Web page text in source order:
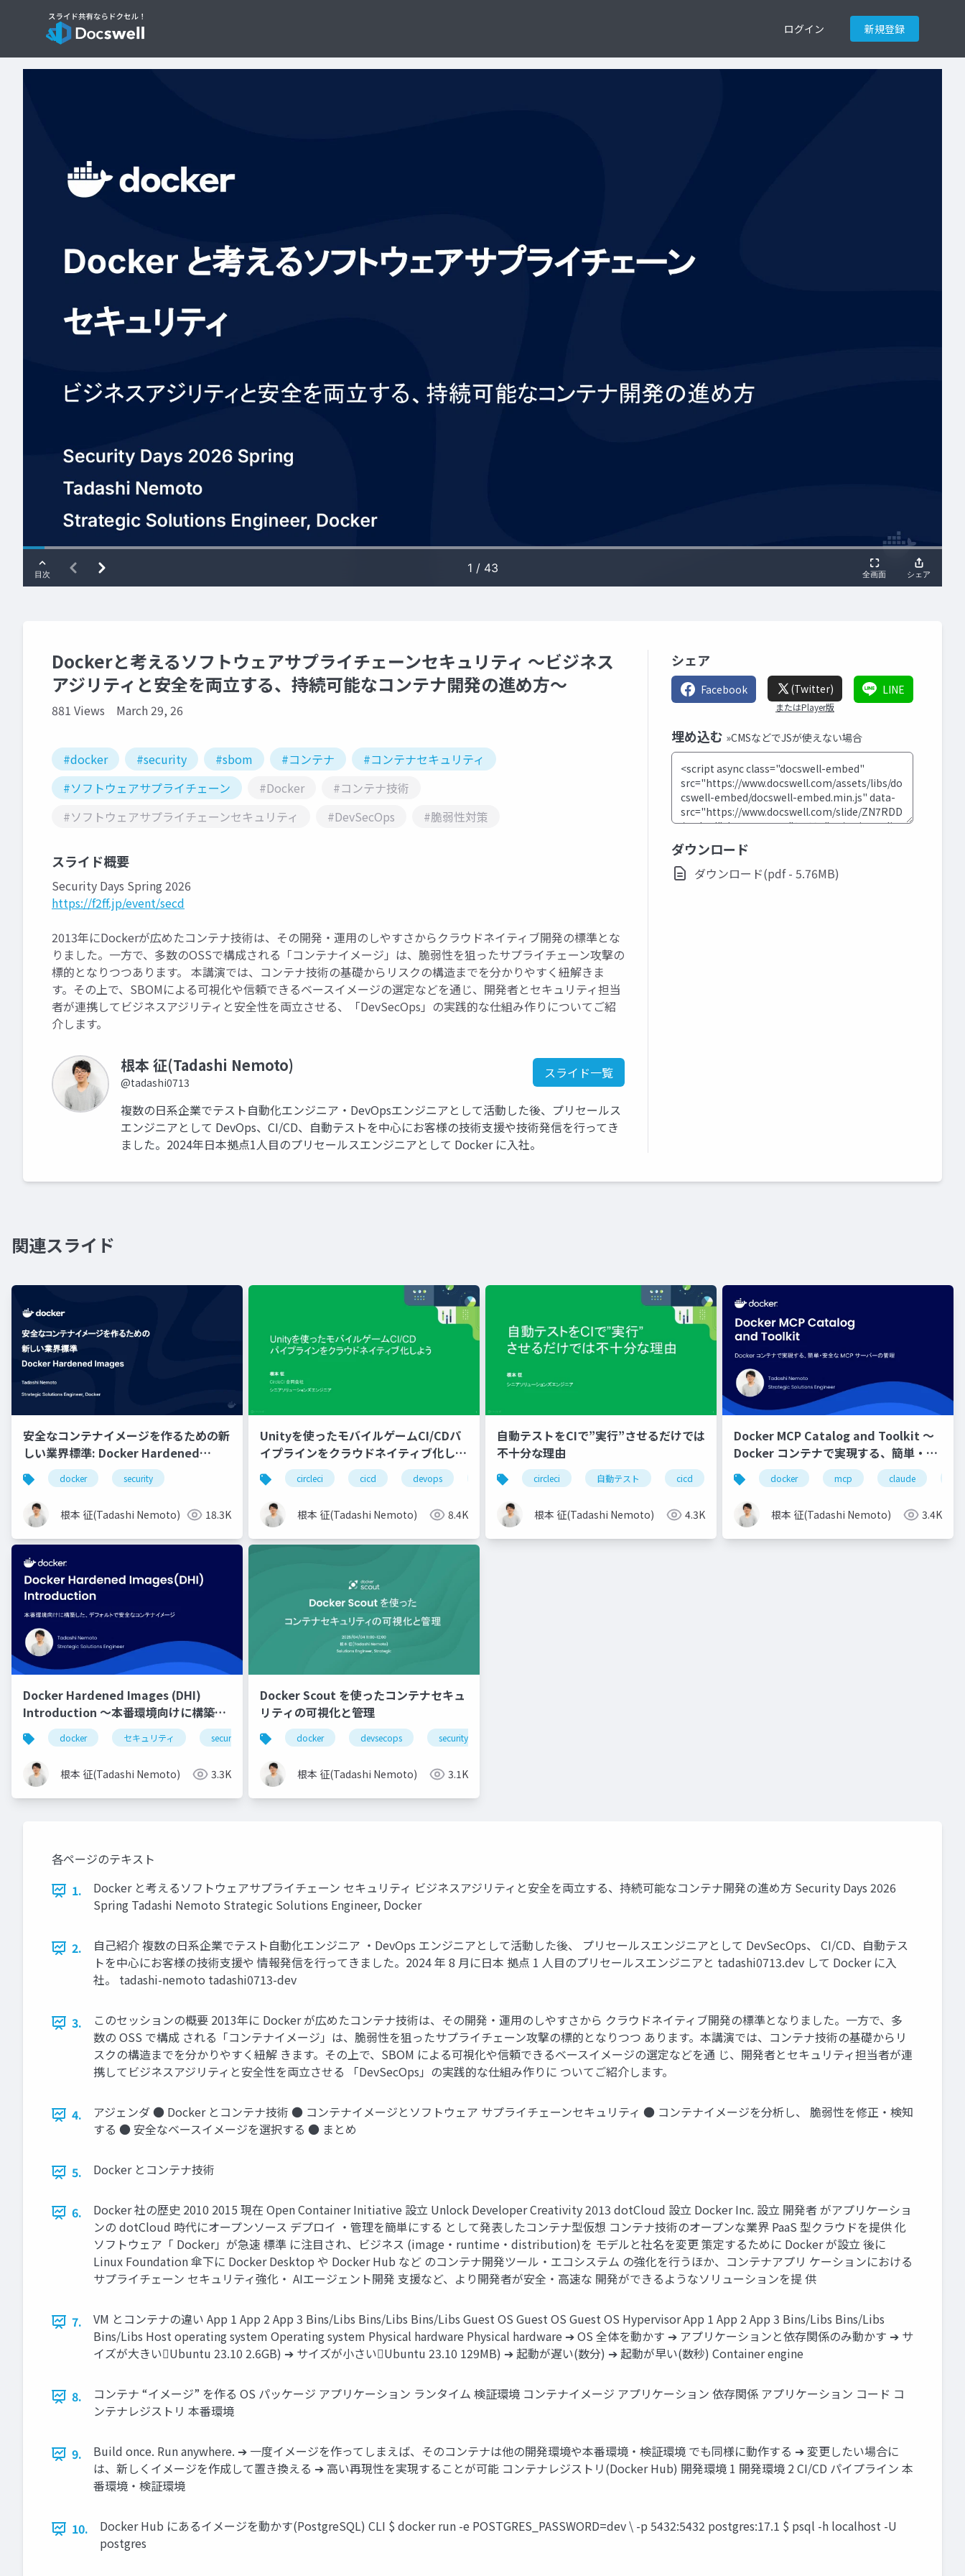
ログイン 新規登録
Dockerと考えるソフトウェアサプライチェーンセキュリティ 〜ビジネス
アジリティと安全を両立する、持続可能なコンテナ開発の進め方〜
881 Views March 29, 26
#docker #security #sbom #コンテナ
#コンテナセキュリティ
#ソフトウェアサプライチェーン
#Docker
#コンテナ技術
#ソフトウェアサプライチェーンセキュリティ
#DevSecOps #脆弱性対策
スライド概要
Security Days Spring 2026
https://f2ff.jp/event/secd
2013年にDockerが広めたコンテナ技術は、その開発・運用のしやすさからクラウドネイティブ開発の標準とな
りました。一方で、多数のOSSで構成される「コンテナイメージ」は、脆弱性を狙ったサプライチェーン攻撃の
標的となりつつあります。 本講演では、コンテナ技術の基礎からリスクの構造までを分かりやすく紐解きま
す。その上で、SBOMによる可視化や信頼できるベースイメージの選定などを通じ、開発者とセキュリティ担当
者が連携してビジネスアジリティと安全性を両立させる、「DevSecOps」の実践的な仕組み作りについてご紹
介します。
根本 征(Tadashi Nemoto)
@tadashi0713
スライド一覧
複数の日系企業でテスト自動化エンジニア・DevOpsエンジニアとして活動した後、プリセールス
エンジニアとして DevOps、CI/CD、自動テストを中心にお客様の技術支援や技術発信を行ってき
ました。2024年日本拠点1人目のプリセールスエンジニアとして Docker に入社。
シェア
Facebook (Twitter)
またはPlayer版
LINE
埋め込む »CMSなどでJSが使えない場合
ダウンロード
ダウンロード(pdf - 5.76MB)
関連スライド
安全なコンテナイメージを作るための新
しい業界標準: Docker Hardened
Imagesdocker security
根本 征(Tadashi Nemoto) 18.3K
Unityを使ったモバイルゲームCI/CDパ
イプラインをクラウドネイティブ化しよ
う
circleci cicd devops unity ゲーム モバイル ios android
根本 征(Tadashi Nemoto) 8.4K
自動テストをCIで”実行”させるだけでは
不十分な理由
circleci 自動テスト cicd テスト自動化 devops
根本 征(Tadashi Nemoto) 4.3K
Docker MCP Catalog and Toolkit 〜
Docker コンテナで実現する、簡単・安
全な MCP サーバーの管理〜
docker mcp claude
根本 征(Tadashi Nemoto) 3.4K
Docker Hardened Images (DHI)
Introduction 〜本番環境向けに構築し
た、デフォルトで安全なコンテナイメー
ジ〜
docker セキュリティ security sbom
根本 征(Tadashi Nemoto) 3.3K
Docker Scout を使ったコンテナセキュ
リティの可視化と管理
docker devsecops security
根本 征(Tadashi Nemoto) 3.1K
各ページのテキスト
1.
Docker と考えるソフトウェアサプライチェーン セキュリティ ビジネスアジリティと安全を両立する、持続可能なコンテナ開発の進め方 Security Days 2026
Spring Tadashi Nemoto Strategic Solutions Engineer, Docker
2.
自己紹介 複数の日系企業でテスト自動化エンジニア ・DevOps エンジニアとして活動した後、 プリセールスエンジニアとして DevSecOps、 CI/CD、自動テス
トを中心にお客様の技術支援や 情報発信を行ってきました。2024 年 8 月に日本 拠点 1 人目のプリセールスエンジニアと tadashi0713.dev して Docker に入
社。 tadashi-nemoto tadashi0713-dev
3.
このセッションの概要 2013年に Docker が広めたコンテナ技術は、その開発・運用のしやすさから クラウドネイティブ開発の標準となりました。一方で、多
数の OSS で構成 される「コンテナイメージ」は、脆弱性を狙ったサプライチェーン攻撃の標的となりつつ あります。本講演では、コンテナ技術の基礎からリ
スクの構造までを分かりやすく紐解 きます。その上で、SBOM による可視化や信頼できるベースイメージの選定などを通 じ、開発者とセキュリティ担当者が連
携してビジネスアジリティと安全性を両立させる 「DevSecOps」の実践的な仕組み作りに ついてご紹介します。
4.
アジェンダ ● Docker とコンテナ技術 ● コンテナイメージとソフトウェア サプライチェーンセキュリティ ● コンテナイメージを分析し、 脆弱性を修正・検知
する ● 安全なベースイメージを選択する ● まとめ
5. Docker とコンテナ技術
6.
Docker 社の歴史 2010 2015 現在 Open Container Initiative 設立 Unlock Developer Creativity 2013 dotCloud 設立 Docker Inc. 設立 開発者 がアプリケーショ
ンの dotCloud 時代にオープンソース デプロイ ・管理を簡単にする として発表したコンテナ型仮想 コンテナ技術のオープンな業界 PaaS 型クラウドを提供 化
ソフトウェア「 Docker」が急速 標準 に注目され、ビジネス (image・runtime・distribution)を モデルと社名を変更 策定するために Docker が設立 後に
Linux Foundation 傘下に Docker Desktop や Docker Hub など のコンテナ開発ツール・エコシステム の強化を行うほか、コンテナアプリ ケーションにおける
サプライチェーン セキュリティ強化・ AIエージェント開発 支援など、より開発者が安全・高速な 開発ができるようなソリューションを提 供
7.
VM とコンテナの違い App 1 App 2 App 3 Bins/Libs Bins/Libs Bins/Libs Guest OS Guest OS Guest OS Hypervisor App 1 App 2 App 3 Bins/Libs Bins/Libs
Bins/Libs Host operating system Operating system Physical hardware Physical hardware ➔ OS 全体を動かす ➔ アプリケーションと依存関係のみ動かす ➔ サ
イズが大きいUbuntu 23.10 2.6GB) ➔ サイズが小さいUbuntu 23.10 129MB) ➔ 起動が遅い(数分) ➔ 起動が早い(数秒) Container engine
8.
コンテナ “イメージ” を作る OS パッケージ アプリケーション ランタイム 検証環境 コンテナイメージ アプリケーション 依存関係 アプリケーション コード コ
ンテナレジストリ 本番環境
9.
Build once. Run anywhere. ➔ 一度イメージを作ってしまえば、そのコンテナは他の開発環境や本番環境・検証環境 でも同様に動作する ➔ 変更したい場合に
は、新しくイメージを作成して置き換える ➔ 高い再現性を実現することが可能 コンテナレジストリ(Docker Hub) 開発環境 1 開発環境 2 CI/CD パイプライン 本
番環境・検証環境
10.
Docker Hub にあるイメージを動かす(PostgreSQL) CLI $ docker run -e POSTGRES_PASSWORD=dev \ -p 5432:5432 postgres:17.1 $ psql -h localhost -U
postgres